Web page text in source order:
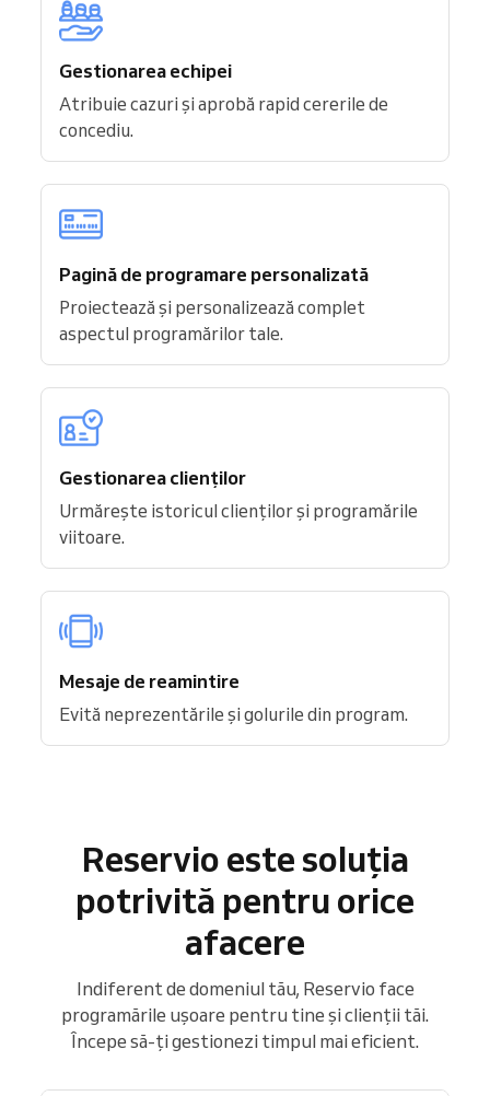
Gestionarea echipei
Atribuie cazuri și aprobă rapid cererile de
concediu.
Pagină de programare personalizată
Proiectează și personalizează complet
aspectul programărilor tale.
Gestionarea clienților
Urmărește istoricul clienților și programările
viitoare.
Mesaje de reamintire
Evită neprezentările și golurile din program.
Reservio este soluția
potrivită pentru orice
afacere
Indiferent de domeniul tău, Reservio face
programările ușoare pentru tine și clienții tăi.
Începe să-ți gestionezi timpul mai eficient.